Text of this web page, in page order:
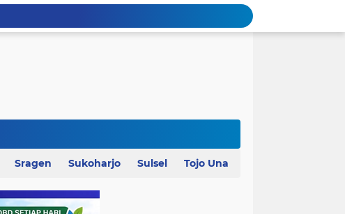
Sragen Sukoharjo Sulsel Tojo Una